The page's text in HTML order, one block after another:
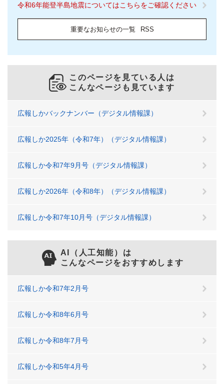
令和6年能登半島地震についてはこちらをご確認ください
重要なお知らせの一覧 RSS
このページを見ている人は
こんなページも見ています
広報しかバックナンバー（デジタル情報課）
広報しか2025年（令和7年）（デジタル情報課）
広報しか令和7年9月号（デジタル情報課）
広報しか2026年（令和8年）（デジタル情報課）
広報しか令和7年10月号（デジタル情報課）
AI（人工知能）は
こんなページをおすすめします
広報しか令和7年2月号
広報しか令和8年6月号
広報しか令和8年7月号
広報しか令和5年4月号